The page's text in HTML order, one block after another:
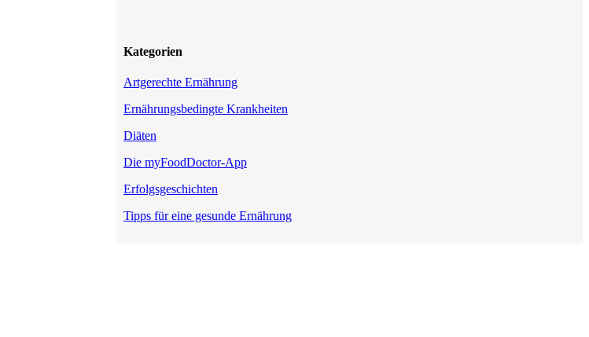
Kategorien
Artgerechte Ernährung
Ernährungsbedingte Krankheiten
Diäten
Die myFoodDoctor-App
Erfolgsgeschichten
Tipps für eine gesunde Ernährung